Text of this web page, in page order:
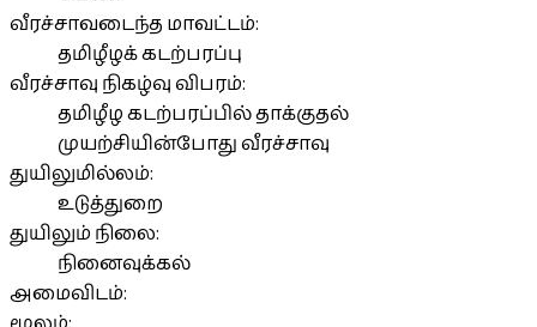
வீரச்சாவடைந்த மாவட்டம்:
தமிழீழக் கடற்பரப்பு
வீரச்சாவு நிகழ்வு விபரம்:
தமிழீழ கடற்பரப்பில் தாக்குதல்
முயற்சியின்போது வீரச்சாவு
துயிலுமில்லம்:
உடுத்துறை
துயிலும் நிலை:
நினைவுக்கல்
அமைவிடம்: